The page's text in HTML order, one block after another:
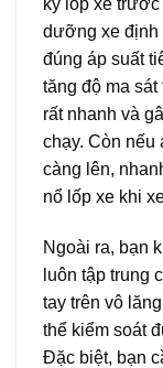
dưỡng xe định
đúng áp suất
tăng độ ma
rất nhanh và
chạy. Còn nếu
càng lên,
nổ lốp xe khi
Ngoài ra, bạn
luôn tập trung
tay trên vô
thể kiểm soát
Đặc biệt, bạn